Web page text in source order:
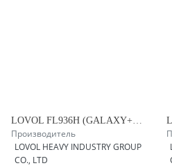
LOVOL FL936H (GALAXY+) Фронтальный погрузчик
Производитель
LOVOL HEAVY INDUSTRY GROUP
CO., LTD